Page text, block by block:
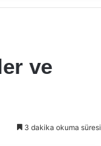
ve
3 dakika okuma süresi